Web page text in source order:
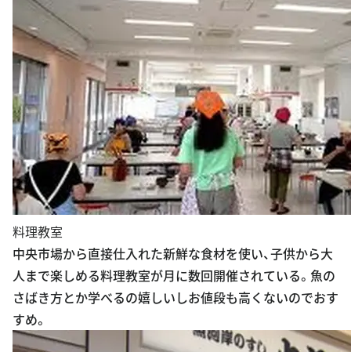
料理教室
中央市場から直接仕入れた新鮮な食材を使い、子供から大
人まで楽しめる料理教室が月に数回開催されている。魚の
さばき方とか学べるの嬉しいしお値段も高くないのでおす
すめ。